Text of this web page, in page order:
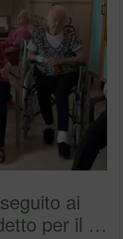
per il …